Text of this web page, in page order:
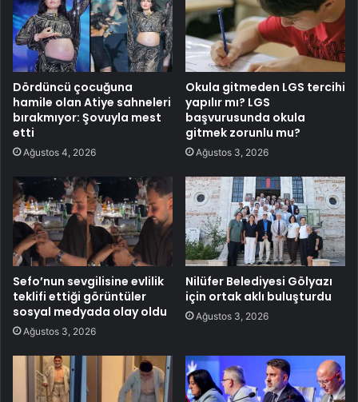
Dördüncü çocuğuna
hamile olan Atiye sahneleri
bırakmıyor: Şovuyla mest
etti
Ağustos 4, 2026
Okula gitmeden LGS tercihi
yapılır mı? LGS
başvurusunda okula
gitmek zorunlu mu?
Ağustos 3, 2026
Sefo’nun sevgilisine evlilik
teklifi ettiği görüntüler
sosyal medyada olay oldu
Ağustos 3, 2026
Nilüfer Belediyesi Gölyazı
için ortak aklı buluşturdu
Ağustos 3, 2026